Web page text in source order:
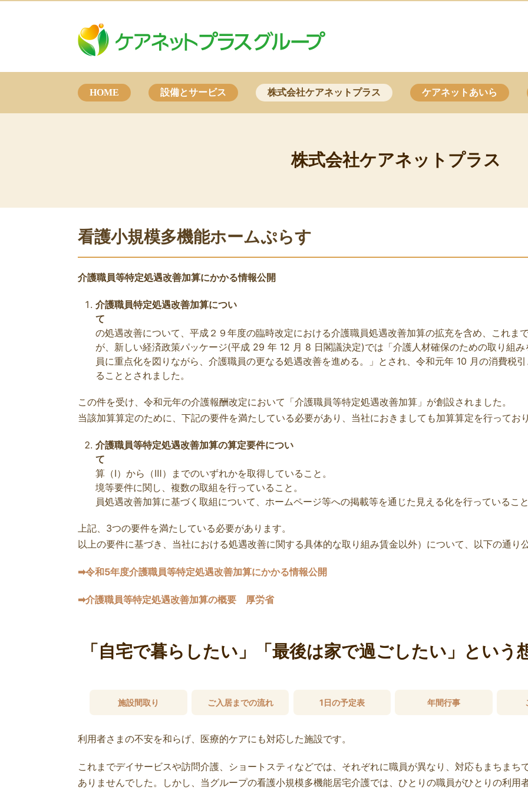
HOME 設備とサービス 株式会社ケアネットプラス ケアネットあいら
株式会社ケアネットプラス
看護小規模多機能ホームぷらす
介護職員等特定処遇改善加算にかかる情報公開
介護職員特定処遇改善加算につい
の処遇改善について、平成２９年度の臨時改定における介護職員処遇改善加算の拡充を含め、これま
が、新しい経済政策パッケージ(平成 29 年 12 月 8 日閣議決定)では「介護人材確保のための取り組
員に重点化を図りながら、介護職員の更なる処遇改善を進める。」とされ、令和元年 10 月の消費税
ることとされました。
この件を受け、令和元年の介護報酬改定において「介護職員等特定処遇改善加算」が創設されました。
当該加算算定のために、下記の要件を満たしている必要があり、当社におきましても加算算定を行ってお
介護職員等特定処遇改善加算の算定要件につい
算（Ⅰ）から（Ⅲ）までのいずれかを取得していること
境等要件に関し、複数の取組を行ってい
員処遇改善加算に基づく取組について、ホームページ等への掲載等を通じた見える化を行っているこ
上記、3つの要件を満たしている必要があります。
以上の要件に基づき、当社における処遇改善に関する具体的な取り組み賃金以外）について、以下の通り
➡令和5年度介護職員等特定処遇改善加算にかかる情報公開
➡介護職員等特定処遇改善加算の概要 厚労省
「自宅で暮らしたい」「最後は家で過ごしたい」とい
施設間取り ご入居までの流れ 1日の予定表 年間行事
利用者さまの不安を和らげ、医療的ケアにも対応した施設です。
これまでデイサービスや訪問介護、ショートスティなどでは、それぞれに職員が異なり、対応もまちまち
ありませんでした。しかし、当グループの看護小規模多機能居宅介護では、ひとりの職員がひとりの利用